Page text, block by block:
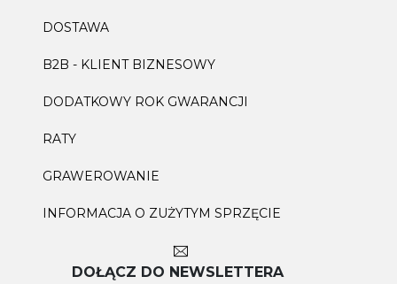
DOSTAWA
B2B - KLIENT BIZNESOWY
DODATKOWY ROK GWARANCJI
RATY
GRAWEROWANIE
INFORMACJA O ZUŻYTYM SPRZĘCIE
DOŁĄCZ DO NEWSLETTERA